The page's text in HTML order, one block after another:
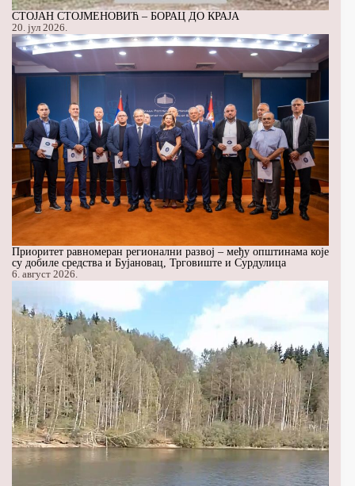
СТОЈАН СТОЈМЕНОВИЋ – БОРАЦ ДО КРАЈА
20. јул 2026.
Приоритет равномеран регионални развој – међу општинама које
су добиле средства и Бујановац, Трговиште и Сурдулица
6. август 2026.